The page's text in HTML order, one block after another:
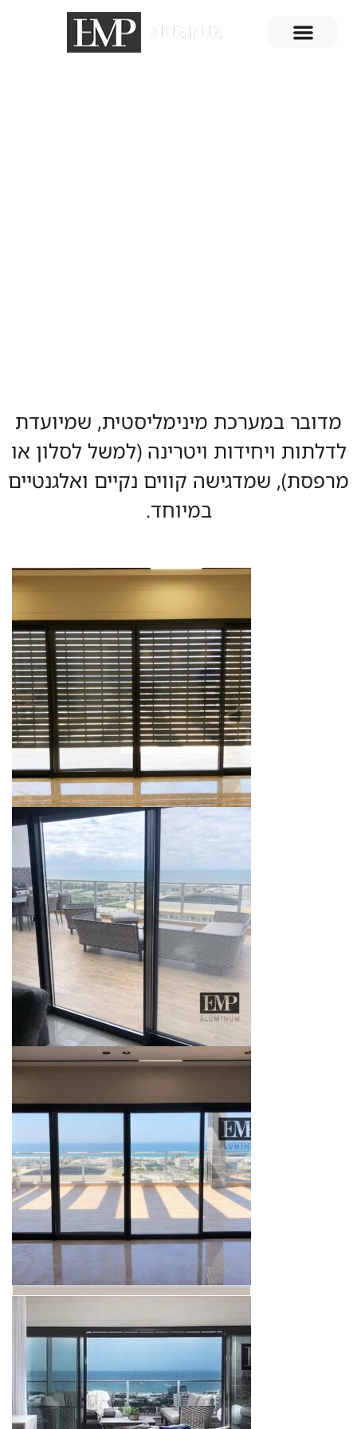
במערכת מינימליסטית, שמיועדת
ויחידות ויטרינה (למשל לסלון או
שמדגישה קווים נקיים ואלגנטיים
במיוחד.